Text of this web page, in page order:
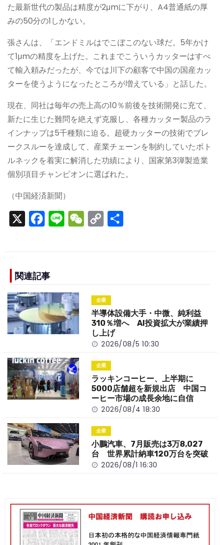
た最新世代の製品は精度が2μmに下がり、A4普通紙の厚
みの50分の1しかない。
張さんは、「エンドミルはでこぼこのない球だ。5年かけ
て1μmの精度を上げた。これまでこういうカッターはすべ
て輸入頼みだったが、今では川下の顧客で中国の国産カッ
ターを使うようになったところが増えている」と話した。
現在、同社は毎年の売上高の10％前後を技術開発に充て、
新たに生じた難問を絶えず克服し、各種カッター製品のラ
インナップは5千種類に迫る。超硬カッターの技術でブレ
ークスルーを達成して、産業チェーンを制約していたボト
ルネックを着実に解消した功績により、国家第3弾製造業
個別項目チャンピオンに選ばれた。
（中国経済新聞）
X F
a
e
b
o
o
k
Li
n
W
e
C
o
n
k
関連記事
企業
半導体設備大手・中微、純利益
310％増へ AI投資拡大が業績押
し上げ
2026/08/5 10:30
企業
ラッキンコーヒー、上半期に
5000店舗超を新規出店 中国コ
ーヒー市場の成長余地に自信
2026/08/4 18:30
企業
小鵬汽車、7月販売は3万8,027
台 世界累計納車120万台を突破
2026/08/1 16:30